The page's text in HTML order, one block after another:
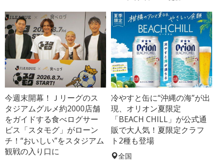
今週末開幕！Ｊリーグのス
タジアムグルメ約2000店舗
をガイドする食べログサー
ビス「スタモグ」がローン
チ！“おいしい”をスタジアム
観戦の入り口に
冷やすと缶に“沖縄の海”が出
現、オリオン夏限定
「BEACH CHILL」が公式通
販で大人気！夏限定クラフ
ト2種も登場
全国